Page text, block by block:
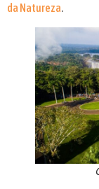
da Natureza.